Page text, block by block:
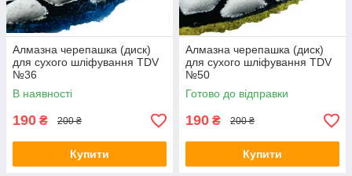
Алмазна черепашка (диск)
для сухого шліфування TDV
№36
В наявності
190 ₴ 200 ₴
Купити
Алмазна черепашка (диск)
для сухого шліфування TDV
№50
Готово до відправки
190 ₴ 200 ₴
Купити